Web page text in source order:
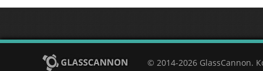
© 2014-2026 GlassCannon.